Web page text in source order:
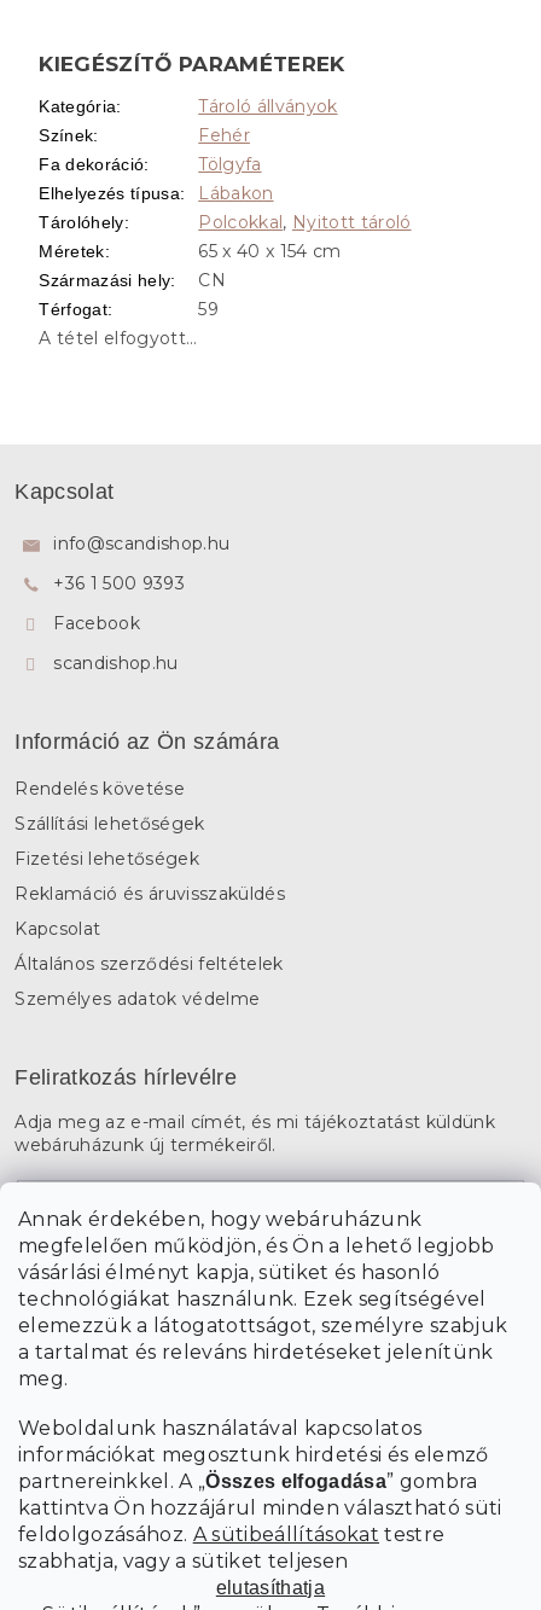
Annak érdekében, hogy webáruházunk
megfelelően működjön, és Ön a lehető legjobb
vásárlási élményt kapja, sütiket és hasonló
technológiákat használunk. Ezek segítségével
elemezzük a látogatottságot, személyre szabjuk
a tartalmat és releváns hirdetéseket jelenítünk
meg.
Weboldalunk használatával kapcsolatos
információkat megosztunk hirdetési és elemző
partnereinkkel. A „Összes elfogadása” gombra
kattintva Ön hozzájárul minden választható süti
feldolgozásához. A sütibeállításokat testre
szabhatja, vagy a sütiket teljesen
elutasíthatja
KIEGÉSZÍTŐ PARAMÉTEREK
Kategória: Tároló állványok
Színek: Fehér
Fa dekoráció: Tölgyfa
Elhelyezés típusa: Lábakon
Tárolóhely: Polcokkal, Nyitott tároló
Méretek: 65 x 40 x 154 cm
Származási hely: CN
Térfogat:
59
A tétel elfogyott…
Kapcsolat
info@scandishop.hu
+36 1 500 9393
Facebook
scandishop.hu
Információ az Ön számára
Rendelés követése
Szállítási lehetőségek
Fizetési lehetőségek
Reklamáció és áruvisszaküldés
Kapcsolat
Általános szerződési feltételek
Személyes adatok védelme
Feliratkozás hírlevélre
Adja meg az e-mail címét, és mi tájékoztatást küldünk
webáruházunk új termékeiről.
A hírlevelekre való feliratkozással egyetérteka személyes
adatok feldolgozásával.
FELIRATKOZÁS